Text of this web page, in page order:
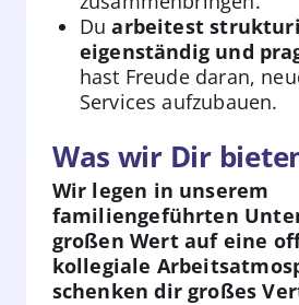
Duarbeitest
eigenständig und
hast Freude daran,
Services aufzubauen.
Was wir Dir
Wir legen in unserem
familiengeführten
großen Wert auf eine
kollegiale
schenken dir großes